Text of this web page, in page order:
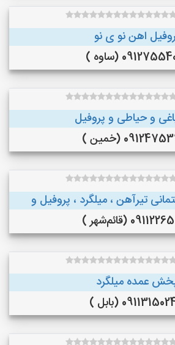
اهن نو ی نو
(ساوه )
و حیاطی و پروفیل
(خمین )
تیرآهن ، میلگرد ، پروفیل و
(قائم‌شهر )
عمده میلگرد
(بابل )